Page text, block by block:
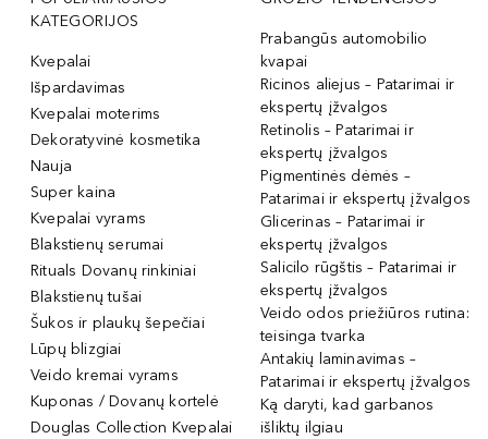
KATEGORIJOS
Kvepalai
Išpardavimas
Kvepalai moterims
Dekoratyvinė kosmetika
Nauja
Super kaina
Kvepalai vyrams
Blakstienų serumai
Rituals Dovanų rinkiniai
Blakstienų tušai
Šukos ir plaukų šepečiai
Lūpų blizgiai
Veido kremai vyrams
Kuponas / Dovanų kortelė
Douglas Collection Kvepalai
Prabangūs automobilio
kvapai
Ricinos aliejus – Patarimai ir
ekspertų įžvalgos
Retinolis – Patarimai ir
ekspertų įžvalgos
Pigmentinės dėmės –
Patarimai ir ekspertų įžvalgos
Glicerinas – Patarimai ir
ekspertų įžvalgos
Salicilo rūgštis – Patarimai ir
ekspertų įžvalgos
Veido odos priežiūros rutina:
teisinga tvarka
Antakių laminavimas –
Patarimai ir ekspertų įžvalgos
Ką daryti, kad garbanos
išliktų ilgiau